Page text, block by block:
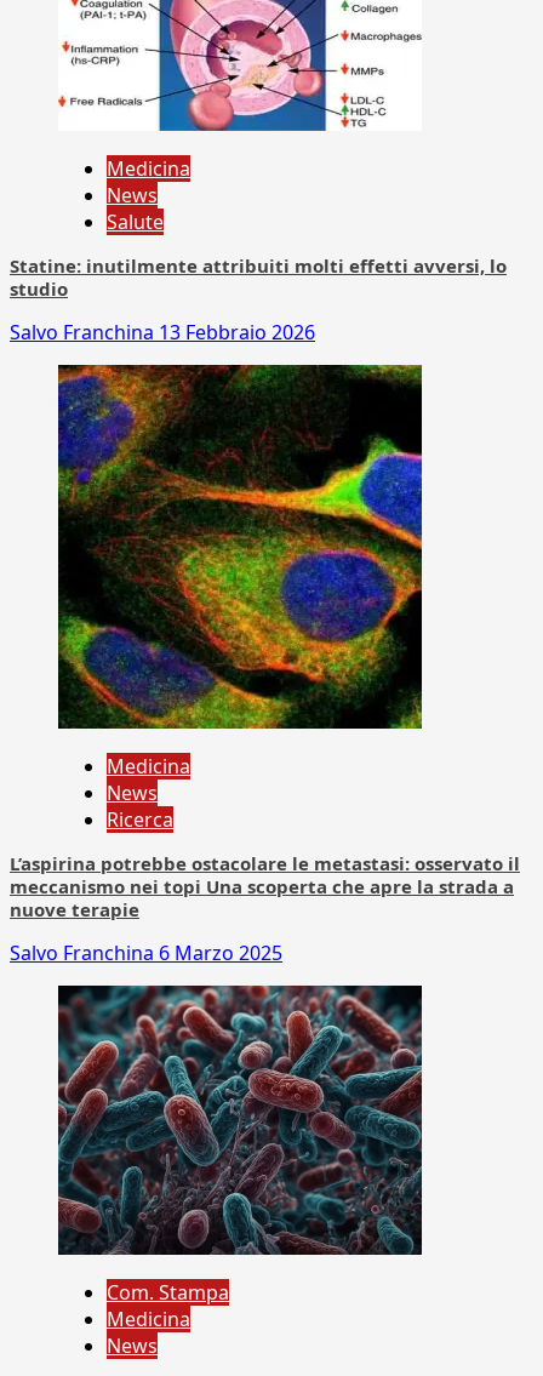
Medicina
News
Salute
Statine: inutilmente attribuiti molti effetti avversi, lo
studio
Salvo Franchina 13 Febbraio 2026
Medicina
News
Ricerca
L’aspirina potrebbe ostacolare le metastasi: osservato il
meccanismo nei topi Una scoperta che apre la strada a
nuove terapie
Salvo Franchina 6 Marzo 2025
Com. Stampa
Medicina
News